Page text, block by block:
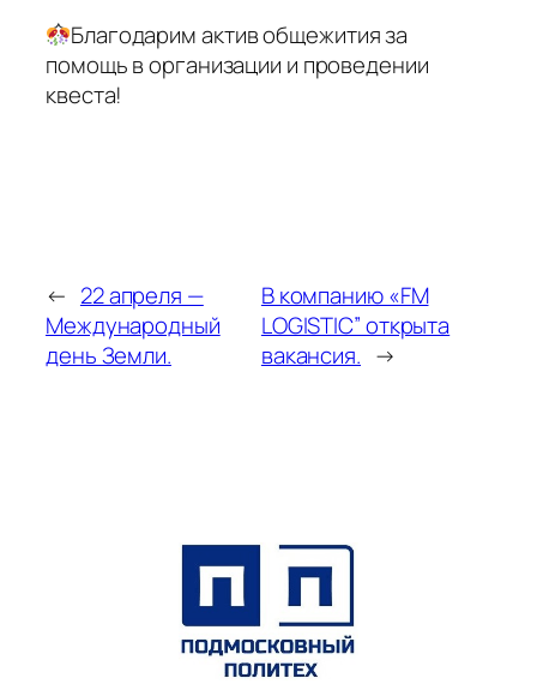
Благодарим актив общежития за
помощь в организации и проведении
квеста!
← 22 апреля —
Международный
день Земли.
В компанию «FM
LOGISTIC” открыта
вакансия. →